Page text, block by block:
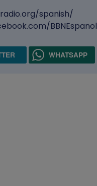
spanish/
BBNEspanol
WHATSAPP